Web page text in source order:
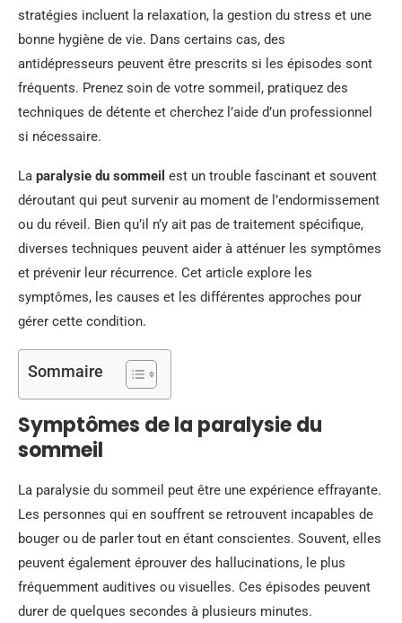
stratégies incluent la relaxation, la gestion du stress et une
bonne hygiène de vie. Dans certains cas, des
antidépresseurs peuvent être prescrits si les épisodes sont
fréquents. Prenez soin de votre sommeil, pratiquez des
techniques de détente et cherchez l’aide d’un professionnel
si nécessaire.
La paralysie du sommeil est un trouble fascinant et souvent
déroutant qui peut survenir au moment de l’endormissement
ou du réveil. Bien qu’il n’y ait pas de traitement spécifique,
diverses techniques peuvent aider à atténuer les symptômes
et prévenir leur récurrence. Cet article explore les
symptômes, les causes et les différentes approches pour
gérer cette condition.
Sommaire
Symptômes de la paralysie du
sommeil
La paralysie du sommeil peut être une expérience effrayante.
Les personnes qui en souffrent se retrouvent incapables de
bouger ou de parler tout en étant conscientes. Souvent, elles
peuvent également éprouver des hallucinations, le plus
fréquemment auditives ou visuelles. Ces épisodes peuvent
durer de quelques secondes à plusieurs minutes.